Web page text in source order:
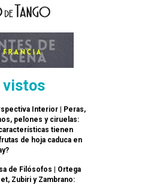
vistos
Interior | Peras,
pelones y ciruelas:
tienen
de hoja caduca en
de Filósofos | Ortega
Zubiri y Zambrano: